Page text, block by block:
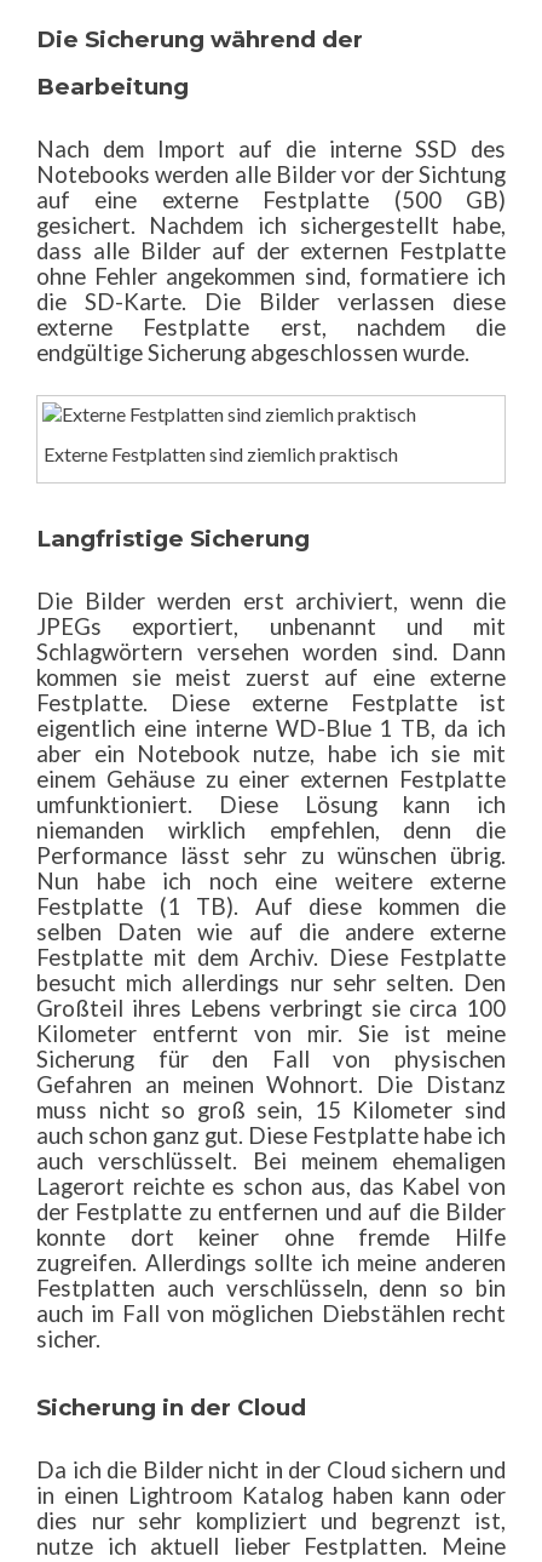
Die Sicherung während der
Bearbeitung
Nach dem Import auf die interne SSD des
Notebooks werden alle Bilder vor der Sichtung
auf eine externe Festplatte (500 GB)
gesichert. Nachdem ich sichergestellt habe,
dass alle Bilder auf der externen Festplatte
ohne Fehler angekommen sind, formatiere ich
die SD-Karte. Die Bilder verlassen diese
externe Festplatte erst, nachdem die
endgültige Sicherung abgeschlossen wurde.
Externe Festplatten sind ziemlich praktisch
Langfristige Sicherung
Die Bilder werden erst archiviert, wenn die
JPEGs exportiert, unbenannt und mit
Schlagwörtern versehen worden sind. Dann
kommen sie meist zuerst auf eine externe
Festplatte. Diese externe Festplatte ist
eigentlich eine interne WD-Blue 1 TB, da ich
aber ein Notebook nutze, habe ich sie mit
einem Gehäuse zu einer externen Festplatte
umfunktioniert. Diese Lösung kann ich
niemanden wirklich empfehlen, denn die
Performance lässt sehr zu wünschen übrig.
Nun habe ich noch eine weitere externe
Festplatte (1 TB). Auf diese kommen die
selben Daten wie auf die andere externe
Festplatte mit dem Archiv. Diese Festplatte
besucht mich allerdings nur sehr selten. Den
Großteil ihres Lebens verbringt sie circa 100
Kilometer entfernt von mir. Sie ist meine
Sicherung für den Fall von physischen
Gefahren an meinen Wohnort. Die Distanz
muss nicht so groß sein, 15 Kilometer sind
auch schon ganz gut. Diese Festplatte habe ich
auch verschlüsselt. Bei meinem ehemaligen
Lagerort reichte es schon aus, das Kabel von
der Festplatte zu entfernen und auf die Bilder
konnte dort keiner ohne fremde Hilfe
zugreifen. Allerdings sollte ich meine anderen
Festplatten auch verschlüsseln, denn so bin
auch im Fall von möglichen Diebstählen recht
sicher.
Sicherung in der Cloud
Da ich die Bilder nicht in der Cloud sichern und
in einen Lightroom Katalog haben kann oder
dies nur sehr kompliziert und begrenzt ist,
nutze ich aktuell lieber Festplatten. Meine